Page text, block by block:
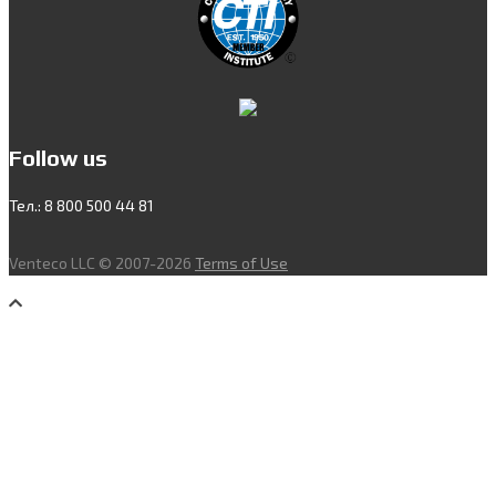
Follow us
Тел.: 8 800 500 44 81
Venteco LLC © 2007-2026 Terms of Use